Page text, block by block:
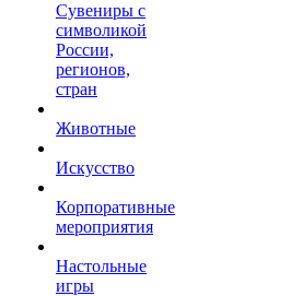
Сувениры с
символикой
России,
регионов,
стран
Животные
Искусство
Корпоративные
мероприятия
Настольные
игры